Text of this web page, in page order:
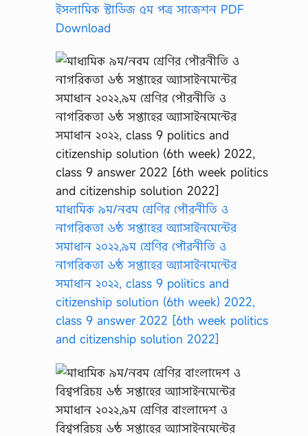
ইসলামিক স্টাডিজ ৫ম পত্র সাজেশন PDF
Download
মাধ্যমিক ৯ম/নবম শ্রেণির পৌরনীতি ও
নাগরিকতা ৬ষ্ঠ সপ্তাহের অ্যাসাইনমেন্টের
সমাধান ২০২২,৯ম শ্রেণির পৌরনীতি ও
নাগরিকতা ৬ষ্ঠ সপ্তাহের অ্যাসাইনমেন্টের
সমাধান ২০২২, class 9 politics and
citizenship solution (6th week) 2022,
class 9 answer 2022 [6th week politics
and citizenship solution 2022]